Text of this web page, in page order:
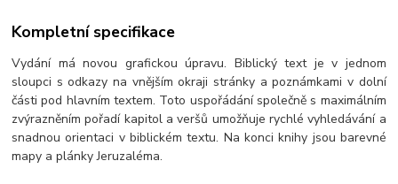
Kompletní specifikace
Vydání má novou grafickou úpravu. Biblický text je v jednom
sloupci s odkazy na vnějším okraji stránky a poznámkami v dolní
části pod hlavním textem. Toto uspořádání společně s maximálním
zvýrazněním pořadí kapitol a veršů umožňuje rychlé vyhledávání a
snadnou orientaci v biblickém textu. Na konci knihy jsou barevné
mapy a plánky Jeruzaléma.